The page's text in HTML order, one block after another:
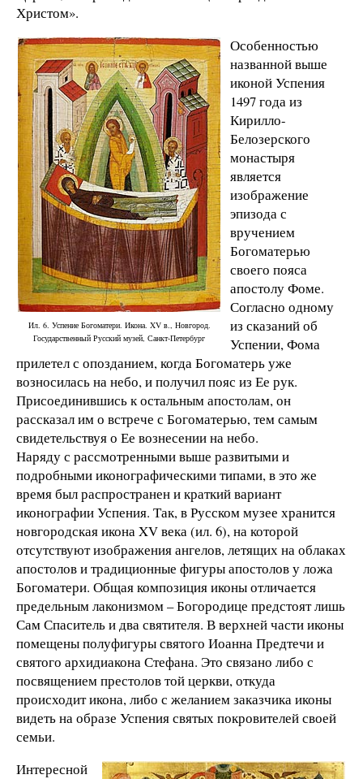
Христом».
Ил. 6. Успение Богоматери. Икона. XV в., Новгород.
Государственный Русский музей, Санкт-Петербург
Особенностью
названной выше
иконой Успения
1497 года из
Кирилло-
Белозерского
монастыря
является
изображение
эпизода с
вручением
Богоматерью
своего пояса
апостолу Фоме.
Согласно одному
из сказаний об
Успении, Фома
прилетел с опозданием, когда Богоматерь уже
возносилась на небо, и получил пояс из Ее рук.
Присоединившись к остальным апостолам, он
рассказал им о встрече с Богоматерью, тем самым
свидетельствуя о Ее вознесении на небо.
Наряду с рассмотренными выше развитыми и
подробными иконографическими типами, в это же
время был распространен и краткий вариант
иконографии Успения. Так, в Русском музее хранится
новгородская икона XV века (ил. 6), на которой
отсутствуют изображения ангелов, летящих на облаках
апостолов и традиционные фигуры апостолов у ложа
Богоматери. Общая композиция иконы отличается
предельным лаконизмом – Богородице предстоят лишь
Сам Спаситель и два святителя. В верхней части иконы
помещены полуфигуры святого Иоанна Предтечи и
святого архидиакона Стефана. Это связано либо с
посвящением престолов той церкви, откуда
происходит икона, либо с желанием заказчика иконы
видеть на образе Успения святых покровителей своей
семьи.
Интересной